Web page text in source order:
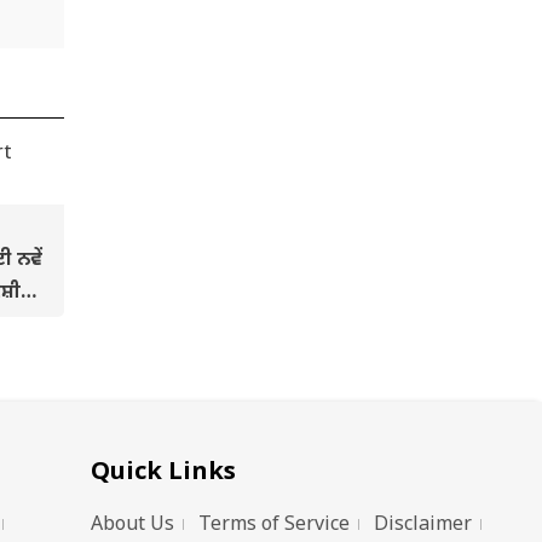
ਨਵੇਂ
Quick Links
About Us Terms of Service Disclaimer